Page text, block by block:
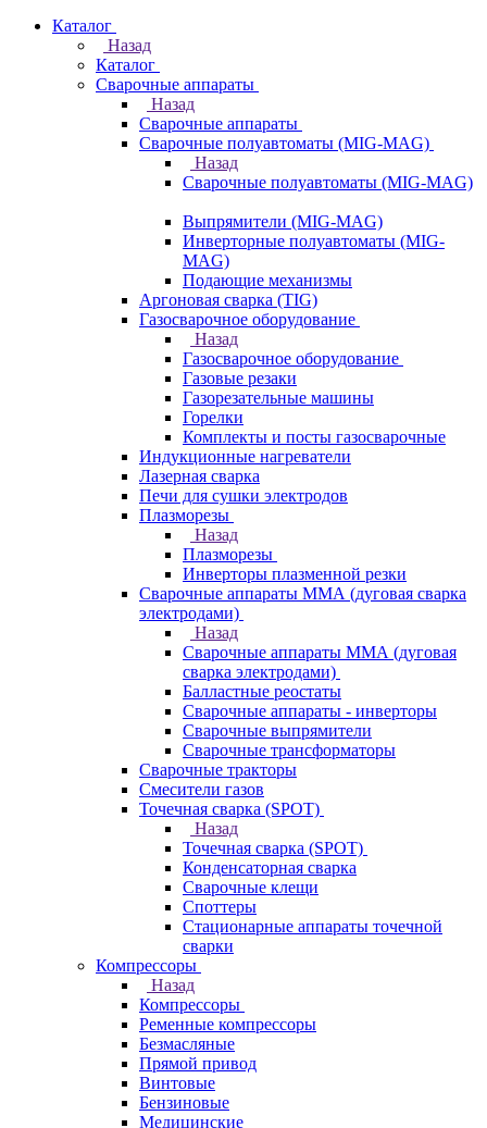
Каталог
Назад
Каталог
Сварочные аппараты
Назад
Сварочные аппараты
Сварочные полуавтоматы (MIG-MAG)
Назад
Сварочные полуавтоматы (MIG-MAG)
Выпрямители (MIG-MAG)
Инверторные полуавтоматы (MIG-
MAG)
Подающие механизмы
Аргоновая сварка (TIG)
Газосварочное оборудование
Назад
Газосварочное оборудование
Газовые резаки
Газорезательные машины
Горелки
Комплекты и посты газосварочные
Индукционные нагреватели
Лазерная сварка
Печи для сушки электродов
Плазморезы
Назад
Плазморезы
Инверторы плазменной резки
Сварочные аппараты ММА (дуговая сварка
электродами)
Назад
Сварочные аппараты ММА (дуговая
сварка электродами)
Балластные реостаты
Сварочные аппараты - инверторы
Сварочные выпрямители
Сварочные трансформаторы
Сварочные тракторы
Смесители газов
Точечная сварка (SPOT)
Назад
Точечная сварка (SPOT)
Конденсаторная сварка
Сварочные клещи
Споттеры
Стационарные аппараты точечной
сварки
Компрессоры
Назад
Компрессоры
Ременные компрессоры
Безмасляные
Прямой привод
Винтовые
Бензиновые
Медицинские